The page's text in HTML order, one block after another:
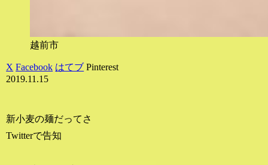
越前市
X Facebook はてブ Pinterest
2019.11.15
新小麦の麺だってさ
Twitterで告知